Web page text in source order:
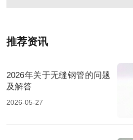
推荐资讯
2026年关于无缝钢管的问题
及解答
2026-05-27